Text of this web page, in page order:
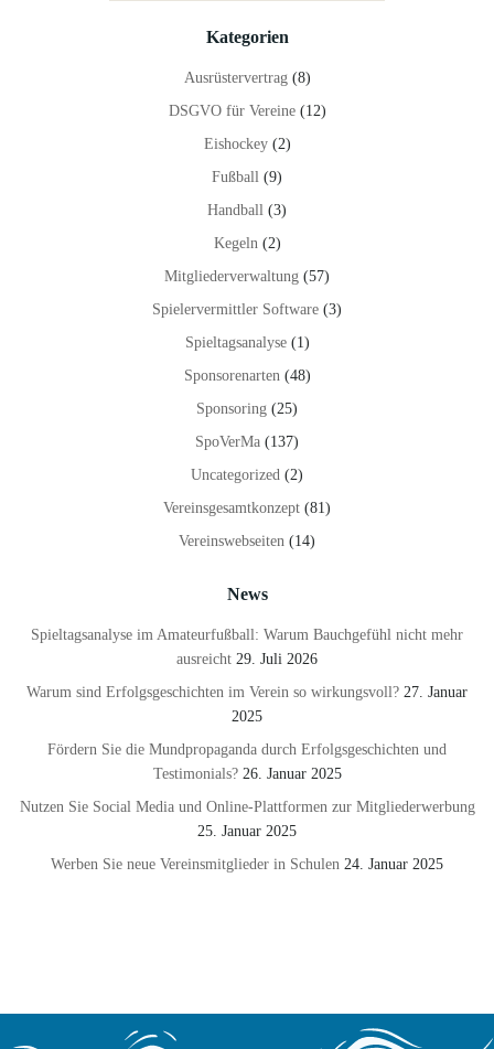
Kategorien
Ausrüstervertrag(8)
DSGVO für Vereine(12)
Eishockey(2)
Fußball (9)
Handball (3)
Kegeln(2)
Mitgliederverwaltung (57)
Spielervermittler Software (3)
Spieltagsanalyse(1)
Sponsorenarten(48)
Sponsoring (25)
SpoVerMa (137)
Uncategorized (2)
Vereinsgesamtkonzept (81)
Vereinswebseiten (14)
News
Spieltagsanalyse im Amateurfußball: Warum Bauchgefühl nicht mehr
ausreicht 29. Juli 2026
Warum sind Erfolgsgeschichten im Verein so wirkungsvoll? 27. Januar
2025
Fördern Sie die Mundpropaganda durch Erfolgsgeschichten und
Testimonials? 26. Januar 2025
Nutzen Sie Social Media und Online-Plattformen zur Mitgliederwerbung
25. Januar 2025
Werben Sie neue Vereinsmitglieder in Schulen 24. Januar 2025